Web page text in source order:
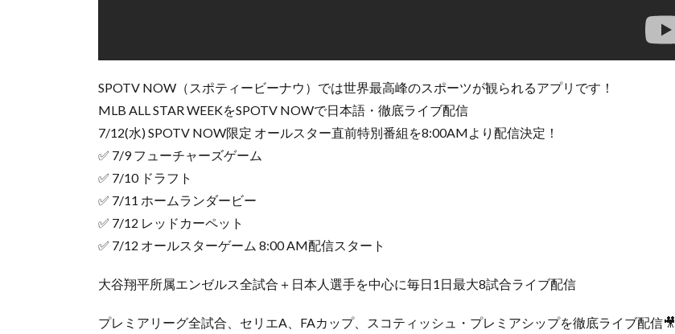
SPOTV NOW（スポティービーナウ）では世界最高峰のスポーツが観られるアプリです！
MLB ALL STAR WEEKをSPOTV NOWで日本語・徹底ライブ配信
7/12(水) SPOTV NOW限定 オールスター直前特別番組を8:00AMより配信決定！
✅ 7/9 フューチャーズゲーム
✅ 7/10 ドラフト
✅ 7/11 ホームランダービー
✅ 7/12 レッドカーペット
✅ 7/12 オールスターゲーム 8:00 AM配信スタート
大谷翔平所属エンゼルス全試合＋日本人選手を中心に毎日1日最大8試合ライブ配信
プレミアリーグ全試合、セリエA、FAカップ、スコティッシュ・プレミアシップを徹底ライブ配信🎥